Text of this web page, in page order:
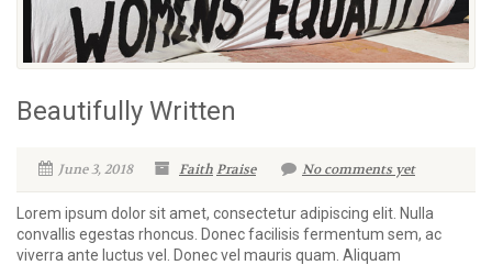
Beautifully Written
June 3, 2018 FaithPraise No comments yet
Lorem ipsum dolor sit amet, consectetur adipiscing elit. Nulla
convallis egestas rhoncus. Donec facilisis fermentum sem, ac
viverra ante luctus vel. Donec vel mauris quam. Aliquam